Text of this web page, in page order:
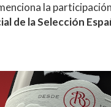
la
de la Selección